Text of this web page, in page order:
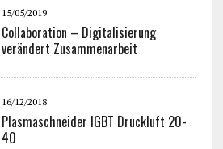
15/05/2019
Collaboration – Digitalisierung
verändert Zusammenarbeit
16/12/2018
Plasmaschneider IGBT Druckluft 20-
40